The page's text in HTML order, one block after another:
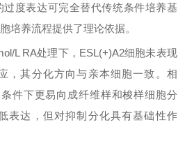
度表达可完全替代传统条件培养基
培养流程提供了理论依据。
L RA处理下，ESL(+)A2细胞未表现
，其分化方向与亲本细胞一致。相
件下更易向成纤维样和梭样细胞分
表达，但对抑制分化具有基础性作